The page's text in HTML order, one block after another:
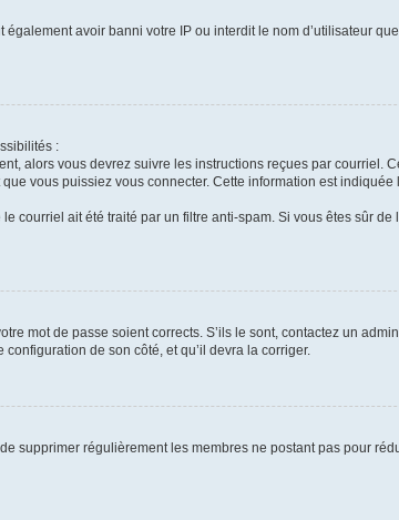
avoir banni votre IP ou interdit le nom d’utilisateur
:
alors vous devrez suivre les instructions reçues par courriel.
vous puissiez vous connecter. Cette information est indiquée
courriel ait été traité par un filtre anti-spam. Si vous êtes sûr de
mot de passe soient corrects. S’ils le sont, contactez un
de son côté, et qu’il devra la corriger.
supprimer régulièrement les membres ne postant pas pour